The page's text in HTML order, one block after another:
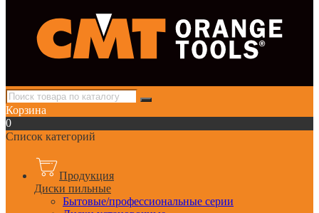
Корзина
0
Список категорий
Продукция
Диски пильные
Бытовые/профессиональные серии